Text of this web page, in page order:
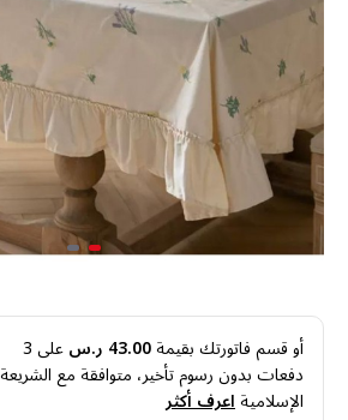
أو قسم فاتورتك بقيمة43.00 ر.س على3
دفعات بدون رسوم تأخير، متوافقة مع الشريعة
الإسلاميةاعرف أكثر